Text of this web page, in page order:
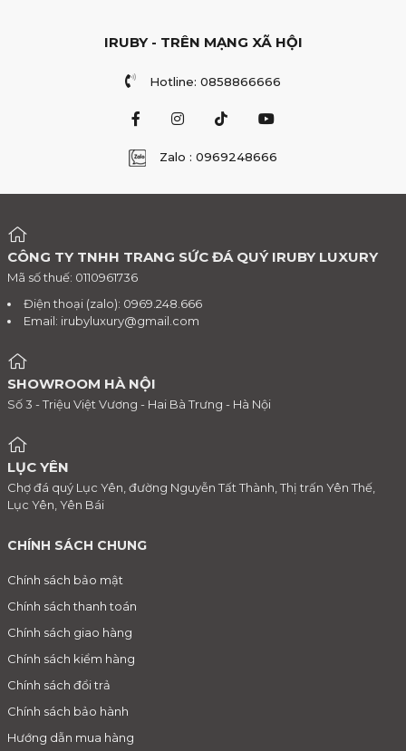
IRUBY - TRÊN MẠNG XÃ HỘI
Hotline: 0858866666
Zalo : 0969248666
CÔNG TY TNHH TRANG SỨC ĐÁ QUÝ IRUBY LUXURY
Mã số thuế: 0110961736
Điện thoại (zalo): 0969.248.666
Email: irubyluxury@gmail.com
SHOWROOM HÀ NỘI
Số 3 - Triệu Việt Vương - Hai Bà Trưng - Hà Nội
LỤC YÊN
Chợ đá quý Lục Yên, đường Nguyễn Tất Thành, Thị trấn Yên Thế,
Lục Yên, Yên Bái
CHÍNH SÁCH CHUNG
Chính sách bảo mật
Chính sách thanh toán
Chính sách giao hàng
Chính sách kiểm hàng
Chính sách đổi trả
Chính sách bảo hành
Hướng dẫn mua hàng